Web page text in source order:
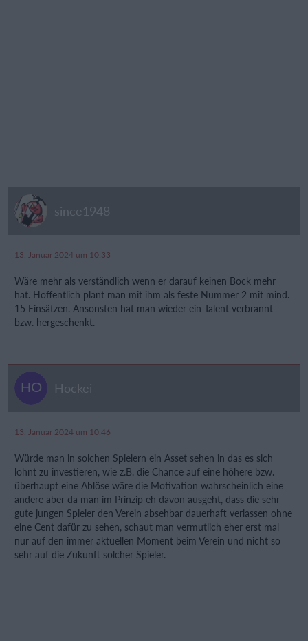
since1948
13. Januar 2024 um 10:33
Wäre mehr als verständlich wenn er darauf keinen Bock mehr
hat. Hoffentlich plant man mit ihm als feste Nummer 2 mit mind.
15 Einsätzen. Ansonsten hat man wieder ein Talent verbrannt
bzw. hergeschenkt.
Hockei
13. Januar 2024 um 10:46
Würde man in solchen Spielern ein Asset sehen in das es sich
lohnt zu investieren, wie z.B. die Chance auf eine höhere bzw.
überhaupt eine Ablöse wäre die Motivation wahrscheinlich eine
andere aber da man im Prinzip eh davon ausgeht, dass die sehr
gute jungen Spieler den Verein absehbar dauerhaft verlassen ohne
eine Cent dafür zu sehen, schaut man vermutlich eher erst mal
nur auf den immer aktuellen Moment beim Verein und nicht so
sehr auf die Zukunft solcher Spieler.